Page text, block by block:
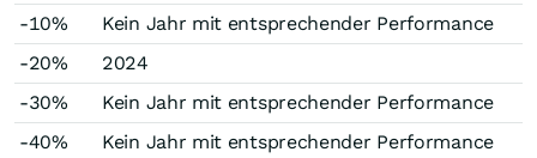
-10%
Kein Jahr mit entsprechender Performance
-20%
2024
-30%
Kein Jahr mit entsprechender Performance
-40%
Kein Jahr mit entsprechender Performance